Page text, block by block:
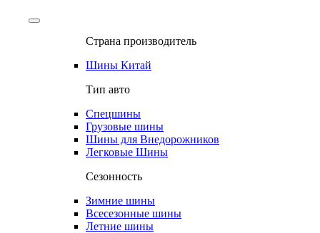
Страна производитель
Шины Китай
Тип авто
Спецшины
Грузовые шины
Шины для Внедорожников
Легковые Шины
Сезонность
Зимние шины
Всесезонные шины
Летние шины